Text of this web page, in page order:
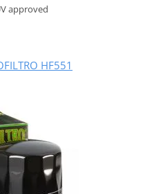
approved
HF551